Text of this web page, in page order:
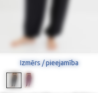
Izmērs / pieejamība